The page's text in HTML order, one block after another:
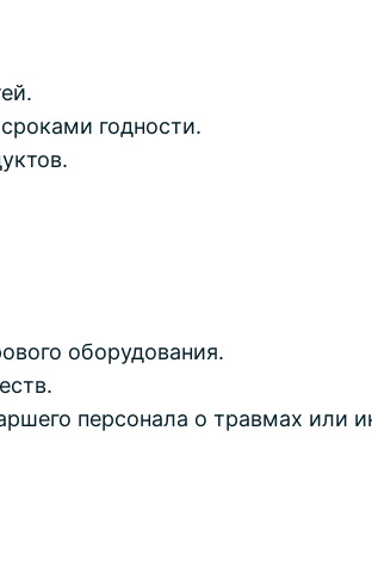
годности.
оборудования.
персонала о травмах или